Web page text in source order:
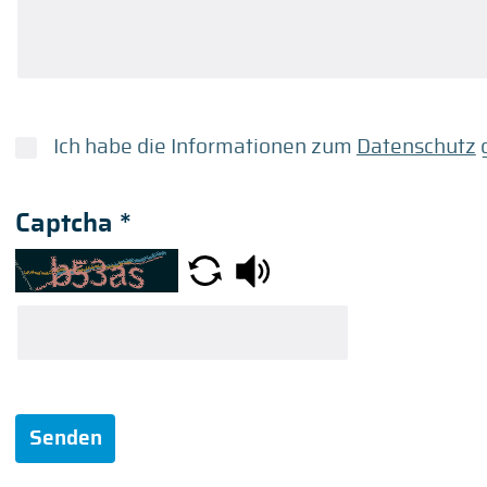
Ich habe die Informationen zum Datenschutz
Captcha *
Senden